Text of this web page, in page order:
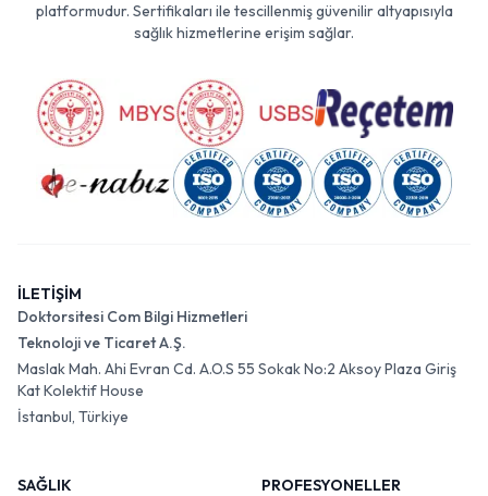
platformudur. Sertifikaları ile tescillenmiş güvenilir altyapısıyla
sağlık hizmetlerine erişim sağlar.
İLETİŞİM
Doktorsitesi Com Bilgi Hizmetleri
Teknoloji ve Ticaret A.Ş.
Maslak Mah. Ahi Evran Cd. A.O.S 55 Sokak No:2 Aksoy Plaza Giriş
Kat Kolektif House
İstanbul, Türkiye
SAĞLIK
PROFESYONELLER